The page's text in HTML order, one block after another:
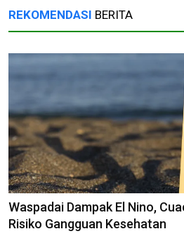
REKOMENDASI BERITA
Waspadai Dampak El Nino,
Risiko Gangguan Kesehatan